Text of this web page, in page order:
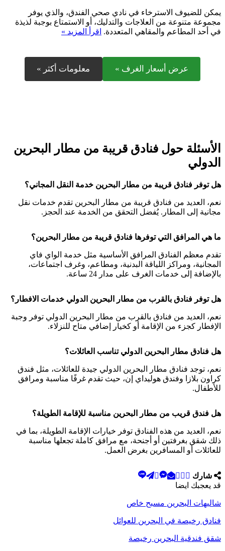
يمكن للضيوف الاسترخاء في نادي صحي الفندق، والذي يوفر
مجموعة متنوعة من العلاجات والتدليك، أو الاستمتاع بوجبة لذيذة
في أحد المطاعم والمقاهي المتعددة. اقرأ المزيد »
عرض أسعار الغرف » معلومات أكثر »
الأسئلة حول فنادق قريبة من مطار البحرين
الدولي
هل توفر فنادق قريبة من مطار البحرين خدمة النقل المجاني؟
نعم، العديد من فنادق قريبة من مطار البحرين تقدم خدمات نقل
مجانية إلى المطار. يُفضل التحقق من الخدمة عند الحجز.
ما هي المرافق التي توفرها فنادق قريبة من مطار البحرين؟
تقدم معظم الفنادق المرافق الأساسية مثل خدمة الواي فاي
المجانية، ومراكز اللياقة البدنية، ومطاعم، وغرف اجتماعات،
بالإضافة إلى خدمات الغرف على مدار 24 ساعة.
هل توفر فنادق بالقرب من مطار البحرين الدولي خدمات الافطار؟
نعم، العديد من فنادق بالقرب من مطار البحرين الدولي توفر وجبة
الإفطار كجزء من الإقامة أو كخيار إضافي متاح للنزلاء.
هل فنادق مطار البحرين الدولي تناسب العائلات؟
نعم، توجد فنادق مطار البحرين الدولي جيدة للعائلات، مثل فندق
كراون بلازا وفندق هوليداي إن، حيث تقدم غرفًا مناسبة ومرافق
للأطفال.
هل فندق قريب من مطار البحرين مناسبة للإقامة الطويلة؟
نعم، العديد من هذه الفنادق توفر خيارات الإقامة الطويلة، بما في
ذلك شقق بغرفتين أو أجنحة، مع مرافق كاملة تجعلها مناسبة
للعائلات أو المسافرين بغرض العمل.
شارك
قد يعجبك ايضا
شاليهات البحرين مسبح خاص
فنادق رخيصة في البحرين للعوائل
شقق فندقية البحرين رخيصة